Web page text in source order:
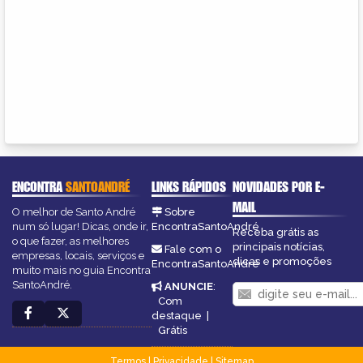
ENCONTRASANTOANDRÉ
O melhor de Santo André
num só lugar! Dicas, onde ir,
o que fazer, as melhores
empresas, locais, serviços e
muito mais no guia Encontra
SantoAndré.
LINKS RÁPIDOS
Sobre
EncontraSantoAndré
Fale com o
EncontraSantoAndré
ANUNCIE:
Com
destaque |
Grátis
NOVIDADES POR E-
MAIL
Receba grátis as
principais notícias,
dicas e promoções